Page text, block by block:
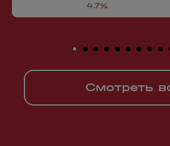
4.7%
Смотреть